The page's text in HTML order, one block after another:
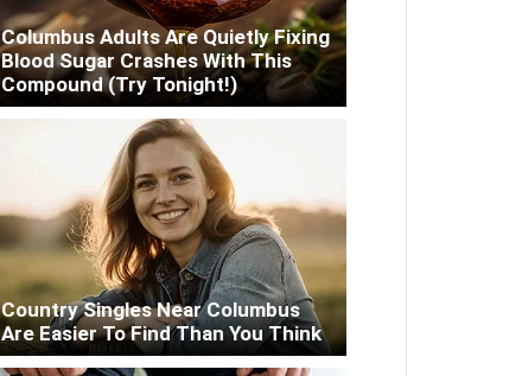
Columbus Adults Are Quietly Fixing
Blood Sugar Crashes With This
Compound (Try Tonight!)
Country Singles Near Columbus
Are Easier To Find Than You Think